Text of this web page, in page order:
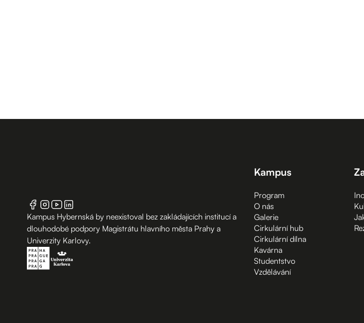
Kampus Hybernská by neexistoval bez zakládajících institucí a
dlouhodobé podpory Magistrátu hlavního města Prahy a
Univerzity Karlovy.
Kampus
Program
O nás
Galerie
Cirkulární hub
Cirkulární dílna
Kavárna
Studentstvo
Vzdělávání